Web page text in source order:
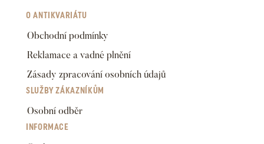
O ANTIKVARIÁTU
Obchodní podmínky
Reklamace a vadné plnění
Zásady zpracování osobních údajů
SLUŽBY ZÁKAZNÍKŮM
Osobní odběr
INFORMACE